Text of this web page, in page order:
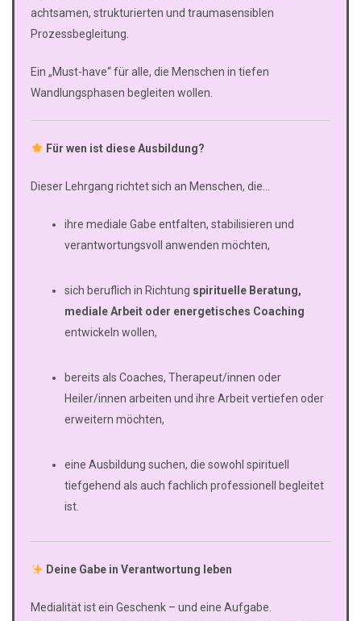
achtsamen, strukturierten und traumasensiblen
Prozessbegleitung.
Ein „Must-have“ für alle, die Menschen in tiefen
Wandlungsphasen begleiten wollen.
Für wen ist diese Ausbildung?
Dieser Lehrgang richtet sich an Menschen, die…
ihre mediale Gabe entfalten, stabilisieren und
verantwortungsvoll anwenden möchten,
sich beruflich in Richtung spirituelle Beratung,
mediale Arbeit oder energetisches Coaching
entwickeln wollen,
bereits als Coaches, Therapeut/innen oder
Heiler/innen arbeiten und ihre Arbeit vertiefen oder
erweitern möchten,
eine Ausbildung suchen, die sowohl spirituell
tiefgehend als auch fachlich professionell begleitet
ist.
Deine Gabe in Verantwortung leben
Medialität ist ein Geschenk – und eine Aufgabe.